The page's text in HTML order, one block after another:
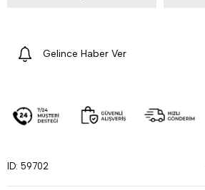
Gelince Haber Ver
ID: 59702